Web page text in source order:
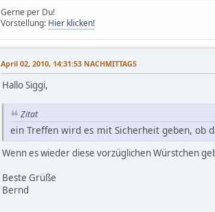
Gerne per Du!
Vorstellung: Hier klicken!
April 02, 2010, 14:31:53 NACHMITTAGS
Hallo Siggi,
Zitat
ein Treffen wird es mit Sicherheit geben, ob
Wenn es wieder diese vorzüglichen Würstchen
Beste Grüße
Bernd